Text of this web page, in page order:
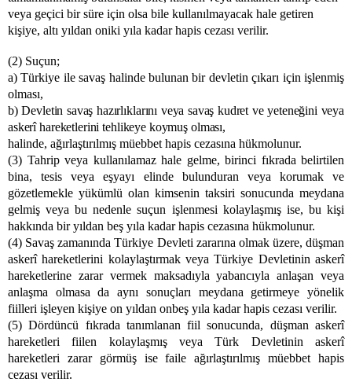
veya geçici bir süre için olsa bile kullanılmayacak hale getiren
kişiye, altı yıldan oniki yıla kadar hapis cezası verilir.
(2) Suçun;
a) Türkiye ile savaş halinde bulunan bir devletin çıkarı için işlenmiş
olması,
b) Devletin savaş hazırlıklarını veya savaş kudret ve yeteneğini veya
askerî hareketlerini tehlikeye koymuş olması,
halinde, ağırlaştırılmış müebbet hapis cezasına hükmolunur.
(3) Tahrip veya kullanılamaz hale gelme, birinci fıkrada belirtilen
bina, tesis veya eşyayı elinde bulunduran veya korumak ve
gözetlemekle yükümlü olan kimsenin taksiri sonucunda meydana
gelmiş veya bu nedenle suçun işlenmesi kolaylaşmış ise, bu kişi
hakkında bir yıldan beş yıla kadar hapis cezasına hükmolunur.
(4) Savaş zamanında Türkiye Devleti zararına olmak üzere, düşman
askerî hareketlerini kolaylaştırmak veya Türkiye Devletinin askerî
hareketlerine zarar vermek maksadıyla yabancıyla anlaşan veya
anlaşma olmasa da aynı sonuçları meydana getirmeye yönelik
fiilleri işleyen kişiye on yıldan onbeş yıla kadar hapis cezası verilir.
(5) Dördüncü fıkrada tanımlanan fiil sonucunda, düşman askerî
hareketleri fiilen kolaylaşmış veya Türk Devletinin askerî
hareketleri zarar görmüş ise faile ağırlaştırılmış müebbet hapis
cezası verilir.